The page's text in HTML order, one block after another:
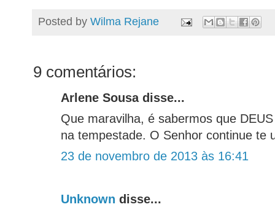
Posted by Wilma Rejane
9 comentários:
Arlene Sousa disse...
Que maravilha, é sabermos que
na tempestade. O Senhor continue te
23 de novembro de 2013 às 16:41
Unknown disse...